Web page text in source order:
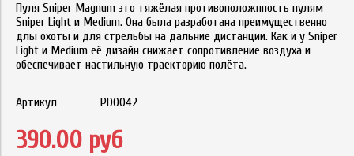
Пуля Sniper Magnum это тяжёлая противоположнность пулям
Sniper Light и Medium. Она была разработана пpеимущественно
длы охоты и для стрельбы на дальние дистанции. Как и у Sniper
Light и Medium её дизайн снижает сопротивление воздуха и
обеспечивает настильную траекторию полёта.
Артикул PD0042
390.00 руб